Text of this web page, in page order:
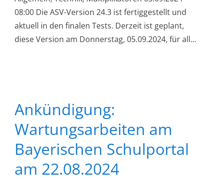
08:00 Die ASV-Version 24.3 ist fertiggestellt und
aktuell in den finalen Tests. Derzeit ist geplant,
diese Version am Donnerstag, 05.09.2024, für all...
Ankündigung:
Wartungsarbeiten am
Bayerischen Schulportal
am 22.08.2024